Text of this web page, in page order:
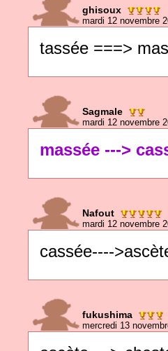
ghisoux
mardi 12 novembre
tassée ===>
Sagmale
mardi 12 novembre
massée --->
Nafout
mardi 12 novembre
cassée----
fukushima
mercredi 13